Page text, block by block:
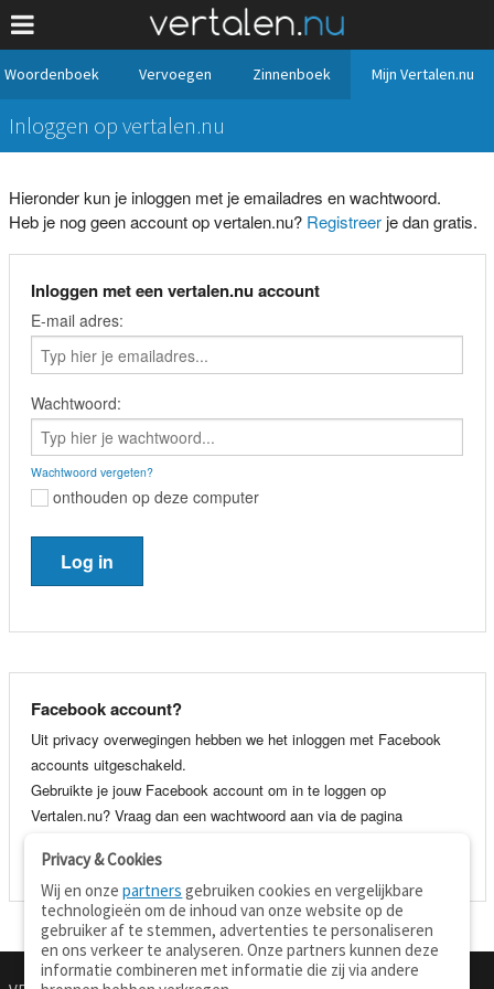
Woordenboek Vervoegen Zinnenboek Mijn Vertalen.nu
Inloggen op vertalen.nu
Hieronder kun je inloggen met je emailadres en wachtwoord.
Heb je nog geen account op vertalen.nu? Registreerje dan gratis.
Inloggen met een vertalen.nu account
E-mail adres:
Wachtwoord:
Wachtwoord vergeten?
onthouden op deze computer
Facebook account?
Uit privacy overwegingen hebben we het inloggen met Facebook
accounts uitgeschakeld.
Gebruikte je jouw Facebook account om in te loggen op
Vertalen.nu? Vraag dan een wachtwoord aan via de pagina
je e-mail adres en wachtwoord.
Privacy & Cookies
Wij en onzepartners gebruiken cookies en vergelijkbare
technologieën om de inhoud van onze website op de
gebruiker af te stemmen, advertenties te personaliseren
en ons verkeer te analyseren. Onze partners kunnen deze
informatie combineren met informatie die zij via andere